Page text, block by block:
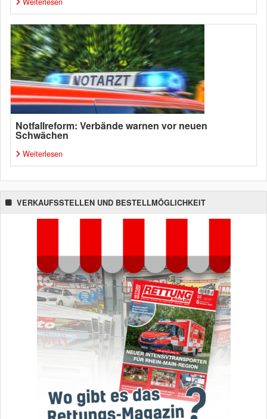
Notfallreform: Verbände warnen vor neuen
Schwächen
Weiterlesen
VERKAUFSSTELLEN UND BESTELLMÖGLICHKEIT